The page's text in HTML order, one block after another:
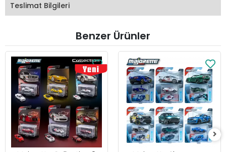
Teslimat Bilgileri
Benzer Ürünler